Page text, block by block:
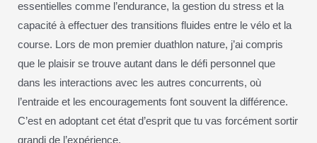
essentielles comme l’endurance, la gestion du stress et la
capacité à effectuer des transitions fluides entre le vélo et la
course. Lors de mon premier duathlon nature, j’ai compris
que le plaisir se trouve autant dans le défi personnel que
dans les interactions avec les autres concurrents, où
l’entraide et les encouragements font souvent la différence.
C’est en adoptant cet état d’esprit que tu vas forcément sortir
grandi de l’expérience.